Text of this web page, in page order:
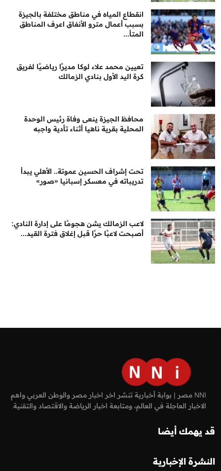
انقطاع المياه في مناطق مختلفة بالجيزة
بسبب أعمال مترو الأنفاق اعرف المناطق
المتأ...
تعيين محمد علاء لوكا مديرًا رياضيًا لفريق
كرة اليد الأول بنادي الزمالك
محافظ الجيزة ينعى وفاة رئيس الوحدة
المحلية بقرية ناهيا أثناء تأدية واجبه
تحت إشراف الحسين عموتة.. الأهلي يبدأ
تدريباته في معسكر إسبانيا «صور»
لاعب الزمالك يشن هجومًا على إدارة النادي:
أصبحت لاعبًا حرًا قبل إغلاق فترة القيد...
NNI مصر | بوابة أخبارية تنشر اخر اخبار مصر والوطن العربي واهم
الاخبار العاجلة في العالم، ومتابعة اخبار الرياضة والاقتصاد والتقنية.
قد يهمك أيضا
النشرة الإخبارية